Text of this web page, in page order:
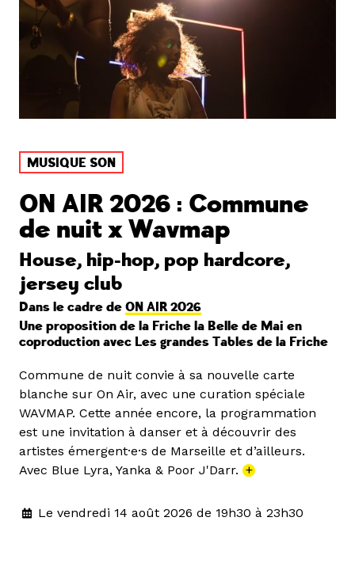
MUSIQUE SON
ON AIR 2026 : Commune
de nuit x Wavmap
House, hip-hop, pop hardcore,
jersey club
Dans le cadre de ON AIR 2026
Une proposition de la Friche la Belle de Mai en
coproduction avec Les grandes Tables de la Friche
Commune de nuit convie à sa nouvelle carte
blanche sur On Air, avec une curation spéciale
WAVMAP. Cette année encore, la programmation
est une invitation à danser et à découvrir des
artistes émergent·e·s de Marseille et d’ailleurs.
Avec Blue Lyra, Yanka & Poor J'Darr. +
Le vendredi 14 août 2026 de 19h30 à 23h30